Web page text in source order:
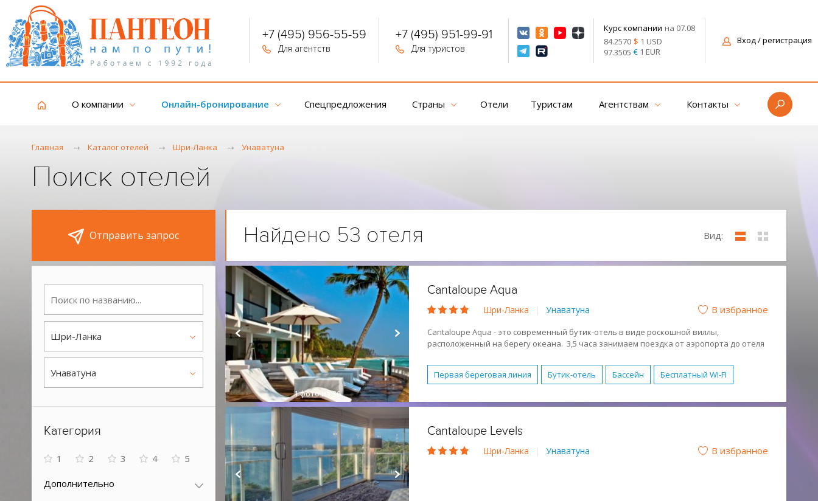
+7 (495) 956-55-59
Для агентств
+7 (495) 951-99-91
Для туристов
Курс компании на 07.08
84.2570 $ 1 USD
97.3505 €1 EUR
Вход/ регистрация
О компании Онлайн-бронирование Спецпредложения Страны Отели Туристам Агентствам Контакты
Главная Каталог отелей Шри-Ланка Унаватуна
Поиск отелей
Отправить запрос
Шри-Ланка
Унаватуна
Категория
1 2 3 4 5
Дополнительно
Найдено 53 отеля Вид:
1фото из 36
Cantaloupe Aqua
Шри-Ланка Унаватуна В избранное
Cantaloupe Aqua - это современный бутик-отель в виде роскошной виллы,
расположенный на берегу океана. 3,5 часа занимаем поездка от аэропорта до отеля
Первая береговая линия
Бутик-отель Бассейн
Бесплатный WI-FI
Cantaloupe Levels
Шри-Ланка Унаватуна В избранное